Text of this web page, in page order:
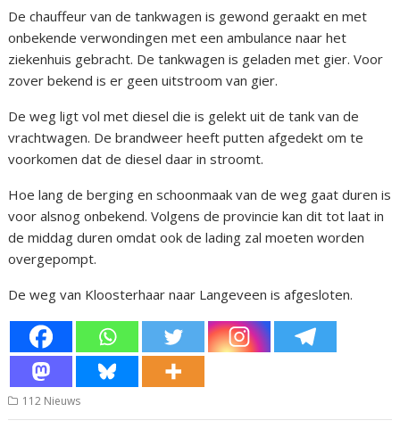
De chauffeur van de tankwagen is gewond geraakt en met
onbekende verwondingen met een ambulance naar het
ziekenhuis gebracht. De tankwagen is geladen met gier. Voor
zover bekend is er geen uitstroom van gier.
De weg ligt vol met diesel die is gelekt uit de tank van de
vrachtwagen. De brandweer heeft putten afgedekt om te
voorkomen dat de diesel daar in stroomt.
Hoe lang de berging en schoonmaak van de weg gaat duren is
voor alsnog onbekend. Volgens de provincie kan dit tot laat in
de middag duren omdat ook de lading zal moeten worden
overgepompt.
De weg van Kloosterhaar naar Langeveen is afgesloten.
112 Nieuws